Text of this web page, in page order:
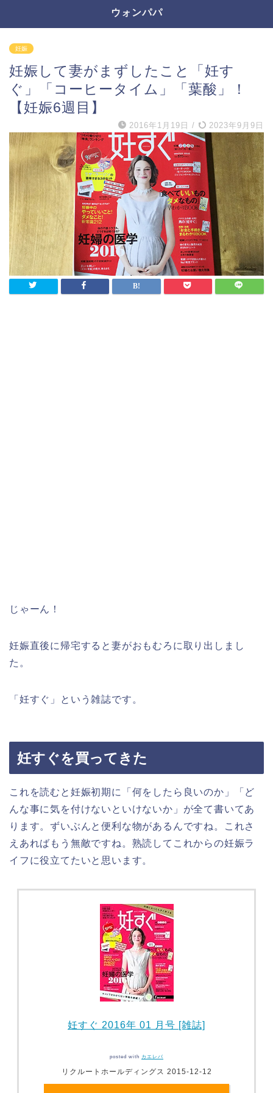
ウォンパパ
妊娠
妊娠して妻がまずしたこと「妊す
ぐ」「コーヒータイム」「葉酸」！
【妊娠6週目】
2016年1月19日 / 2023年9月9日
じゃーん！
妊娠直後に帰宅すると妻がおもむろに取り出しまし
た。
「妊すぐ」という雑誌です。
妊すぐを買ってきた
これを読むと妊娠初期に「何をしたら良いのか」「ど
んな事に気を付けないといけないか」が全て書いてあ
ります。ずいぶんと便利な物があるんですね。これさ
えあればもう無敵ですね。熟読してこれからの妊娠ラ
イフに役立てたいと思います。
妊すぐ 2016年 01 月号 [雑誌]
posted with カエレバ
リクルートホールディングス 2015-12-12